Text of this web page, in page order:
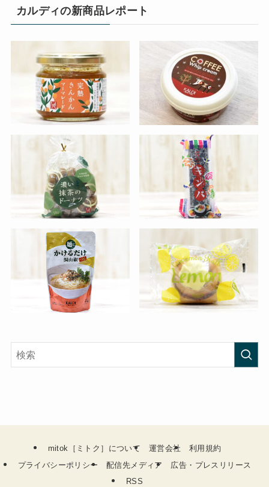
カルディの新商品レポート
mitok［ミトク］について 運営会社
利用規約
プライバシーポリシー
配信先メディア
広告・プレスリリース
RSS